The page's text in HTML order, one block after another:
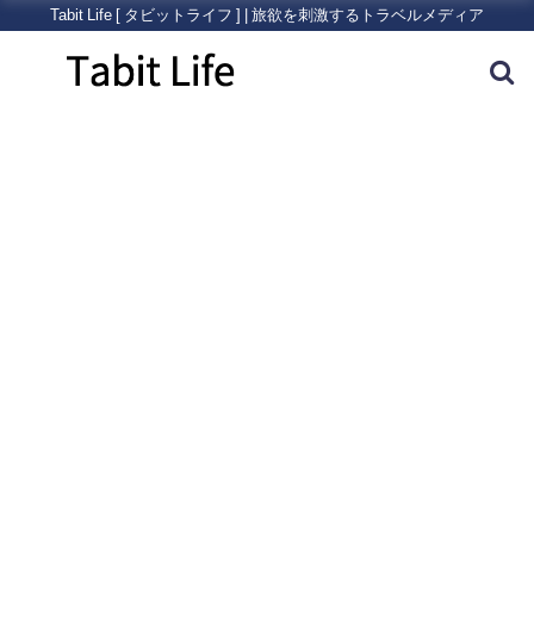
Tabit Life [ タビットライフ ] | 旅欲を刺激するトラベルメディア